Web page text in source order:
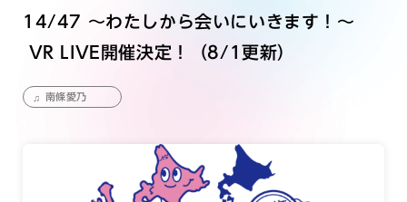
14/47 ～わたしから会いにいきます！～
VR LIVE開催決定！（8/1更新）
南條愛乃